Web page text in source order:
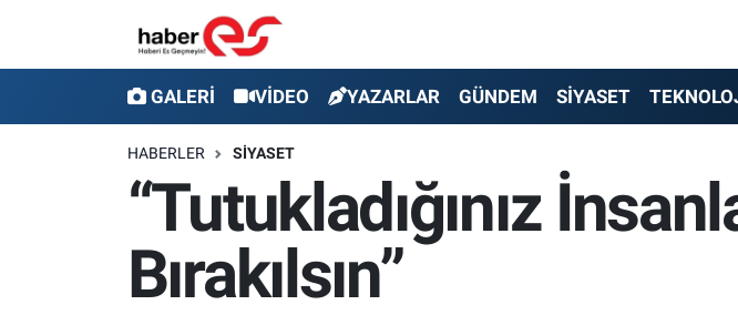
GALERİ VİDEO YAZARLAR GÜNDEM SİYASET
HABERLER SİYASET
“Tutukladığınız
Bırakılsın”
YAZARLAR
GÜNDEM
Eskişehir Nöbetçi Eczaneler
Eskişehir Hava Durumu
Eskişehir Trafik Yoğunluk Haritası
Süper Lig Puan Durumu ve Fikstür